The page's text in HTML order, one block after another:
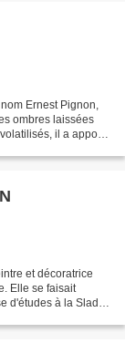
Ernest Pignon,
ombres laissées
il a apposé
et décoratrice
Elle se faisait
d'études à la Slade